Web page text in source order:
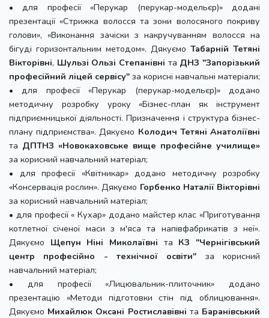
• для професії «Перукар (перукар-модельєр)» додані
презентації «Стрижка волосся та зони волосяного покриву
голови», «Виконання зачіски з накручуванням волосся на
бігуді горизонтальним методом». Дякуємо Табарній Тетяні
Вікторівні, Шульзі Ользі Степанівні та ДНЗ "Запорізький
професійний ліцей сервісу" за корисні навчальні матеріали;
• для професії «Перукар (перукар-модельєр)» додано
методичну розробку уроку «Бізнес-план як інструмент
підприємницької діяльності. Призначення і структура бізнес-
плану підприємства». Дякуємо Колодич Тетяні Анатоліївні
та ДПТНЗ «Новокаховське вище професійне училище»
за корисний навчальний матеріал;
• для професії «Квітникар» додано методичну розробку
«Консервація рослин». Дякуємо Горбенко Наталії Вікторівні
за корисний навчальний матеріал;
• для професії « Кухар» додано майстер клас «Приготування
котлетної січеної маси з м'яса та напівфабрикатів з неї».
Дякуємо Щепун Ніні Миколаївні та КЗ "Чернігівський
центр професійно - технічної освіти" за корисний
навчальний матеріал;
• для професії «Лицювальник-плиточник» додано
презентацію «Методи підготовки стін під облицювання».
Дякуємо Михайлюк Оксані Ростиславівні та Баранівський